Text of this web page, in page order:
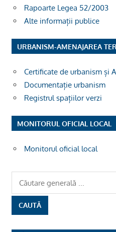
Rapoarte Legea 52/2003
Alte informații publice
URBANISM-AMENAJAREA
Certificate de urbanism și
Documentație urbanism
Registrul spațiilor verzi
MONITORUL OFICIAL LOCAL
Monitorul oficial local